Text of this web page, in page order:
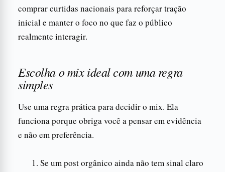
comprar curtidas nacionais para reforçar tração
inicial e manter o foco no que faz o público
realmente interagir.
Escolha o mix ideal com uma regra
simples
Use uma regra prática para decidir o mix. Ela
funciona porque obriga você a pensar em evidência
e não em preferência.
Se um post orgânico ainda não tem sinal claro